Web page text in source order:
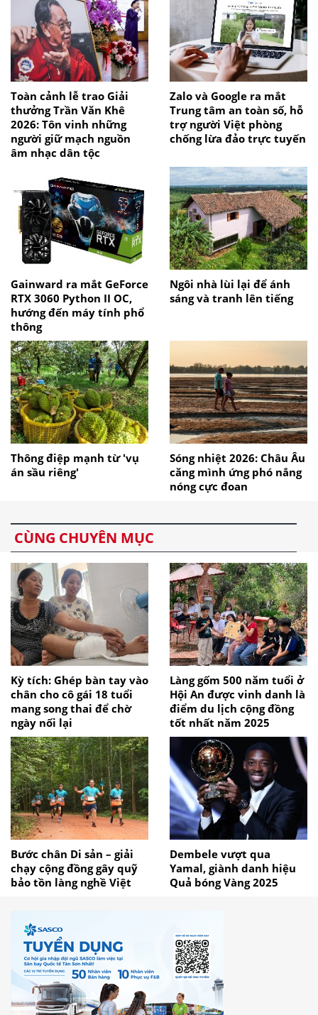
Toàn cảnh lễ trao Giải
thưởng Trần Văn Khê
2026: Tôn vinh những
người giữ mạch nguồn
âm nhạc dân tộc
Zalo và Google ra mắt
Trung tâm an toàn số, hỗ
trợ người Việt phòng
chống lừa đảo trực tuyến
Gainward ra mắt GeForce
RTX 3060 Python II OC,
hướng đến máy tính phổ
thông
Ngôi nhà lùi lại để ánh
sáng và tranh lên tiếng
Thông điệp mạnh từ 'vụ
án sầu riêng'
Sóng nhiệt 2026: Châu Âu
căng mình ứng phó nắng
nóng cực đoan
CÙNG CHUYÊN MỤC
Kỳ tích: Ghép bàn tay vào
chân cho cô gái 18 tuổi
mang song thai để chờ
ngày nối lại
Làng gốm 500 năm tuổi ở
Hội An được vinh danh là
điểm du lịch cộng đồng
tốt nhất năm 2025
Bước chân Di sản – giải
chạy cộng đồng gây quỹ
bảo tồn làng nghề Việt
Dembele vượt qua
Yamal, giành danh hiệu
Quả bóng Vàng 2025